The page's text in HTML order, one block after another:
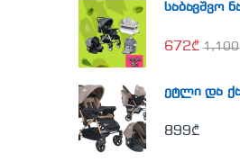
საბავშვო
672₾ 1,100
ეტლი და
899₾